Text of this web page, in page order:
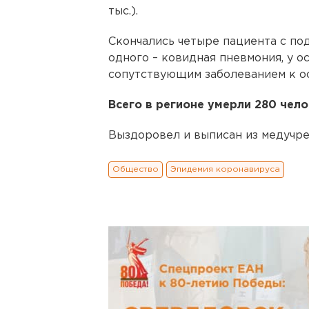
тыс.).
Скончались четыре пациента с
одного – ковидная пневмония, у
сопутствующим заболеванием к
Всего в регионе умерли 280
Выздоровел и выписан из
Общество Эпидемия коронавируса